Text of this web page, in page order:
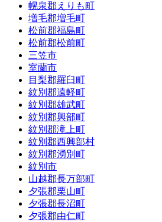
幌泉郡えりも町
増毛郡増毛町
松前郡福島町
松前郡松前町
三笠市
室蘭市
目梨郡羅臼町
紋別郡遠軽町
紋別郡雄武町
紋別郡興部町
紋別郡滝上町
紋別郡西興部村
紋別郡湧別町
紋別市
山越郡長万部町
夕張郡栗山町
夕張郡長沼町
夕張郡由仁町